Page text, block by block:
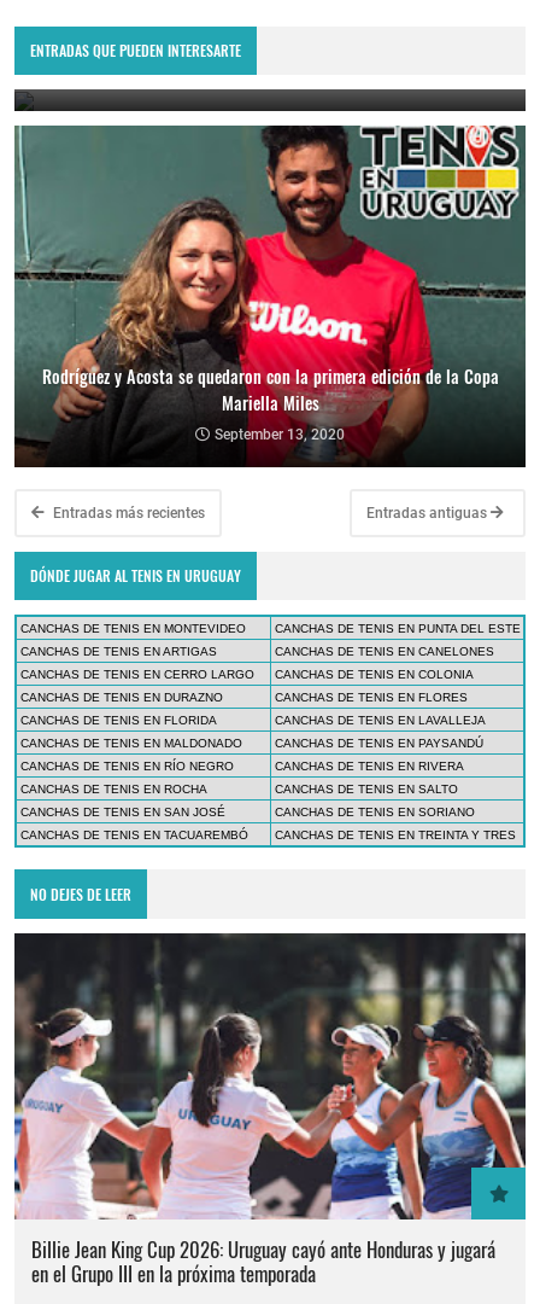
ENTRADAS QUE PUEDEN INTERESARTE
Torneo social de dobles en CNF Tenis, este fin de semana
November 4, 2020
Rodríguez y Acosta se quedaron con la primera edición de la Copa
Mariella Miles
September 13, 2020
Entradas más recientes Entradas antiguas
DÓNDE JUGAR AL TENIS EN URUGUAY
CANCHAS DE TENIS EN MONTEVIDEO
CANCHAS DE TENIS EN PUNTA DEL ESTE
CANCHAS DE TENIS EN ARTIGAS
CANCHAS DE TENIS EN CANELONES
CANCHAS DE TENIS EN CERRO LARGO
CANCHAS DE TENIS EN COLONIA
CANCHAS DE TENIS EN DURAZNO
CANCHAS DE TENIS EN FLORES
CANCHAS DE TENIS EN FLORIDA
CANCHAS DE TENIS EN LAVALLEJA
CANCHAS DE TENIS EN MALDONADO
CANCHAS DE TENIS EN PAYSANDÚ
CANCHAS DE TENIS EN RÍO NEGRO
CANCHAS DE TENIS EN RIVERA
CANCHAS DE TENIS EN ROCHA
CANCHAS DE TENIS EN SALTO
CANCHAS DE TENIS EN SAN JOSÉ
CANCHAS DE TENIS EN SORIANO
CANCHAS DE TENIS EN TACUAREMBÓ
CANCHAS DE TENIS EN TREINTA Y TRES
NO DEJES DE LEER
Billie Jean King Cup 2026: Uruguay cayó ante Honduras y jugará
en el Grupo III en la próxima temporada